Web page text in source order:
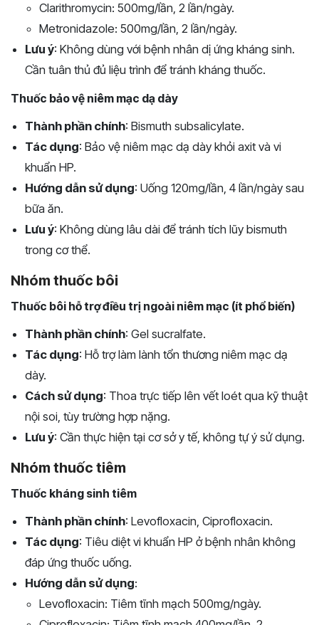
Clarithromycin: 500mg/lần, 2 lần/ngày.
Metronidazole: 500mg/lần, 2 lần/ngày.
Lưu ý: Không dùng với bệnh nhân dị ứng kháng sinh.
Cần tuân thủ đủ liệu trình để tránh kháng thuốc.
Thuốc bảo vệ niêm mạc dạ dày
Thành phần chính: Bismuth subsalicylate.
Tác dụng: Bảo vệ niêm mạc dạ dày khỏi axit và vi
khuẩn HP.
Hướng dẫn sử dụng: Uống 120mg/lần, 4 lần/ngày sau
bữa ăn.
Lưu ý: Không dùng lâu dài để tránh tích lũy bismuth
trong cơ thể.
Nhóm thuốc bôi
Thuốc bôi hỗ trợ điều trị ngoài niêm mạc (ít phổ biến)
Thành phần chính: Gel sucralfate.
Tác dụng: Hỗ trợ làm lành tổn thương niêm mạc dạ
dày.
Cách sử dụng: Thoa trực tiếp lên vết loét qua kỹ thuật
nội soi, tùy trường hợp nặng.
Lưu ý: Cần thực hiện tại cơ sở y tế, không tự ý sử dụng.
Nhóm thuốc tiêm
Thuốc kháng sinh tiêm
Thành phần chính: Levofloxacin, Ciprofloxacin.
Tác dụng: Tiêu diệt vi khuẩn HP ở bệnh nhân không
đáp ứng thuốc uống.
Hướng dẫn sử dụng:
Levofloxacin: Tiêm tĩnh mạch 500mg/ngày.